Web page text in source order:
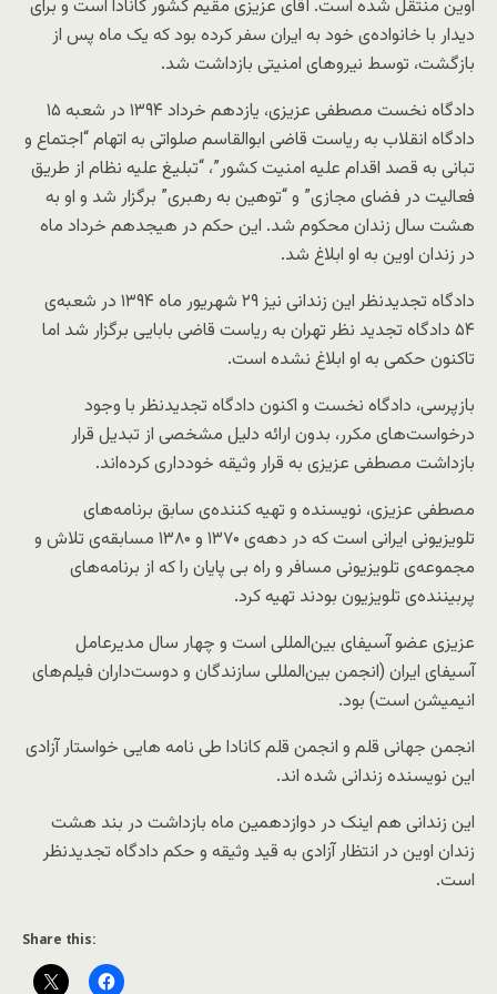
اوین منتقل شده است. آقای عزیزی مقیم کشور کانادا است و برای
دیدار با خانواده‌ی خود به ایران سفر کرده بود که یک ماه پس از
بازگشت، توسط نیروهای امنیتی بازداشت شد.
دادگاه نخست مصطفی عزیزی، یازدهم خرداد ۱۳۹۴ در شعبه ۱۵
دادگاه انقلاب به ریاست قاضی ابوالقاسم صلواتی به اتهام “اجتماع و
تبانی به قصد اقدام علیه امنیت کشور”، “تبلیغ علیه نظام از طریق
فعالیت در فضای مجازی” و “توهین به رهبری” برگزار شد و او به
هشت سال زندان محکوم شد. این حکم در هیجدهم خرداد ماه
در زندان اوین به او ابلاغ شد.
دادگاه تجدیدنظر این زندانی نیز ۲۹ شهریور ماه ۱۳۹۴ در شعبه‌ی
۵۴ دادگاه تجدید نظر تهران به ریاست قاضی بابایی برگزار شد اما
تاکنون حکمی به او ابلاغ نشده است.
بازپرسی، دادگاه نخست و اکنون دادگاه تجدیدنظر با وجود
درخواست‌های مکرر، بدون ارائه دلیل مشخصی از تبدیل قرار
بازداشت مصطفی عزیزی به قرار وثیقه خودداری کرده‌اند.
مصطفی عزیزی، نویسنده و تهیه‌ کننده‌ی سابق برنامه‌های
تلویزیونی ایرانی است که در دهه‌ی ۱۳۷۰ و ۱۳۸۰ مسابقه‌ی تلاش و
مجموعه‌ی تلویزیونی مسافر و راه بی پایان را که از برنامه‌های
پربیننده‌ی تلویزیون بودند تهیه کرد.
عزیزی عضو آسیفای بین‌المللی است و چهار سال مدیرعامل
آسیفای ایران (انجمن بین‌المللی سازندگان و دوست‌داران فیلم‌های
انیمیشن است) بود.
انجمن جهانی قلم و انجمن قلم کانادا طی نامه هایی خواستار آزادی
این نویسنده زندانی شده اند.
این زندانی هم اینک در دوازدهمین ماه بازداشت در بند هشت
زندان اوین در انتظار آزادی به قید وثیقه و حکم دادگاه تجدیدنظر
است.
Share this: